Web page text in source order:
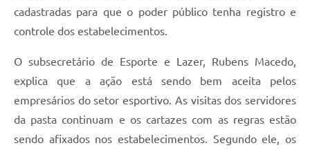
cadastradas para que o poder público tenha registro e
controle dos estabelecimentos.
O subsecretário de Esporte e Lazer, Rubens Macedo,
explica que a ação está sendo bem aceita pelos
empresários do setor esportivo. As visitas dos servidores
da pasta continuam e os cartazes com as regras estão
sendo afixados nos estabelecimentos. Segundo ele, os